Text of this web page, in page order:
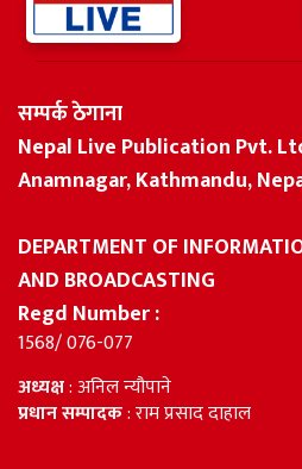
सम्पर्क ठेगाना
Nepal Live Publication Pvt.
Anamnagar, Kathmandu,
DEPARTMENT OF
AND BROADCASTING
Regd Number :
1568/ 076-077
अध्यक्ष: अनिल न्यौपाने
प्रधान सम्पादक: राम प्रसाद दाहाल